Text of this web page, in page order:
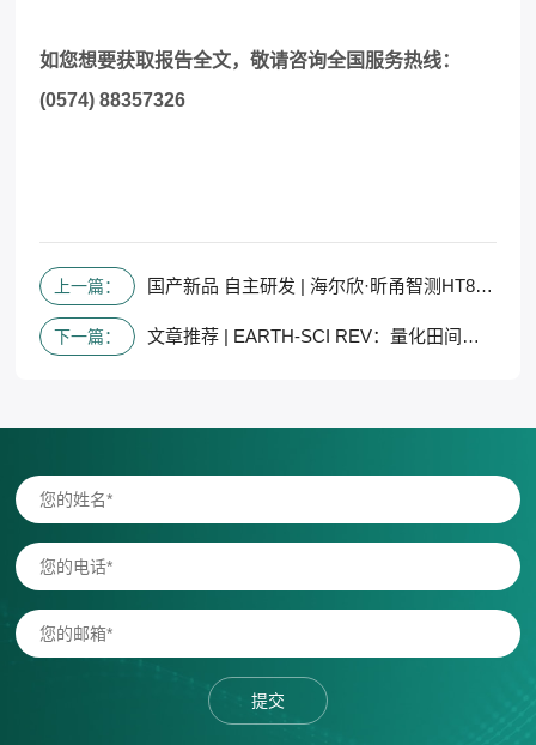
如您想要获取报告全文，敬请咨询全国服务热线：
(0574) 88357326
上一篇： 国产新品 自主研发 | 海尔欣·昕甬智测HT8800系列便携式高精度温室气体分析仪正式发布
下一篇： 文章推荐 | EARTH-SCI REV：量化田间农业碳排放结果的可扩展框架
提交